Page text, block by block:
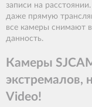
записи на
даже прямую
все камеры снимают
данность.
Камеры
экстремалов,
Video!